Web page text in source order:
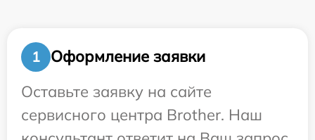
1
Оформление заявки
Оставьте заявку на сайте
сервисного центра Brother. Наш